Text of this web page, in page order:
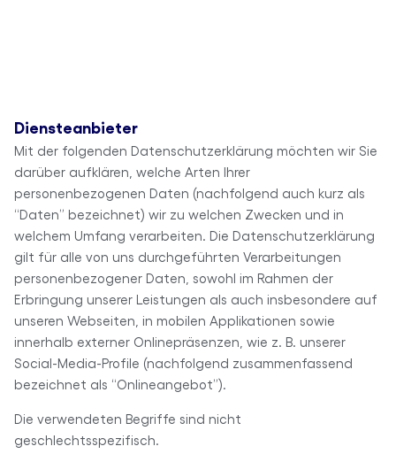
Diensteanbieter
Mit der folgenden Datenschutzerklärung möchten wir Sie
darüber aufklären, welche Arten Ihrer
personenbezogenen Daten (nachfolgend auch kurz als
“Daten” bezeichnet) wir zu welchen Zwecken und in
welchem Umfang verarbeiten. Die Datenschutzerklärung
gilt für alle von uns durchgeführten Verarbeitungen
personenbezogener Daten, sowohl im Rahmen der
Erbringung unserer Leistungen als auch insbesondere auf
unseren Webseiten, in mobilen Applikationen sowie
innerhalb externer Onlinepräsenzen, wie z. B. unserer
Social-Media-Profile (nachfolgend zusammenfassend
bezeichnet als “Onlineangebot”).
Die verwendeten Begriffe sind nicht
geschlechtsspezifisch.